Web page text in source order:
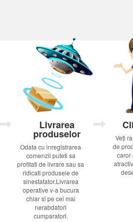
Livrarea
produselor
Odata cu inregistrarea
comenzii puteti sa
profitati de livrare sau sa
ridicati produsele de
sinestatator.Livrarea
operative v-a bucura
chiar si pe cei mai
nerabdatori
cumparatori.
Veți
de
caror